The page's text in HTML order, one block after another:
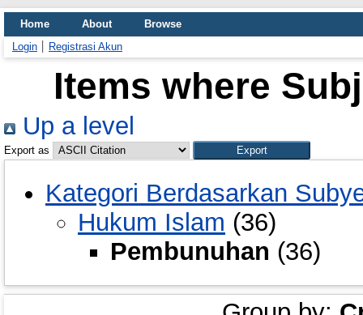
Home About
Browse
Login
Registrasi Akun
Items where
Up a level
Export as
Kategori Berdasarkan
Hukum Islam (36)
Pembunuhan (36)